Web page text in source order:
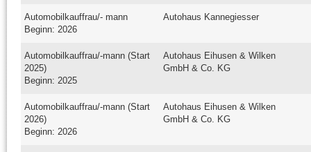
Automobilkauffrau/- mann
Beginn: 2026
Autohaus Kannegiesser
Automobilkauffrau/-mann (Start
2025)
Beginn: 2025
Autohaus Eihusen & Wilken
GmbH & Co. KG
Automobilkauffrau/-mann (Start
2026)
Beginn: 2026
Autohaus Eihusen & Wilken
GmbH & Co. KG